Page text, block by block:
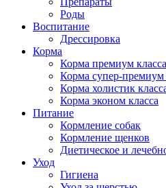
Роды
Воспитание
Дрессировка
Корма
Корма премиум класса
Корма супер-премиум
Корма холистик
Корма эконом класса
Питание
Кормление собак
Кормление щенков
Диетическое и
Уход
Гигиена